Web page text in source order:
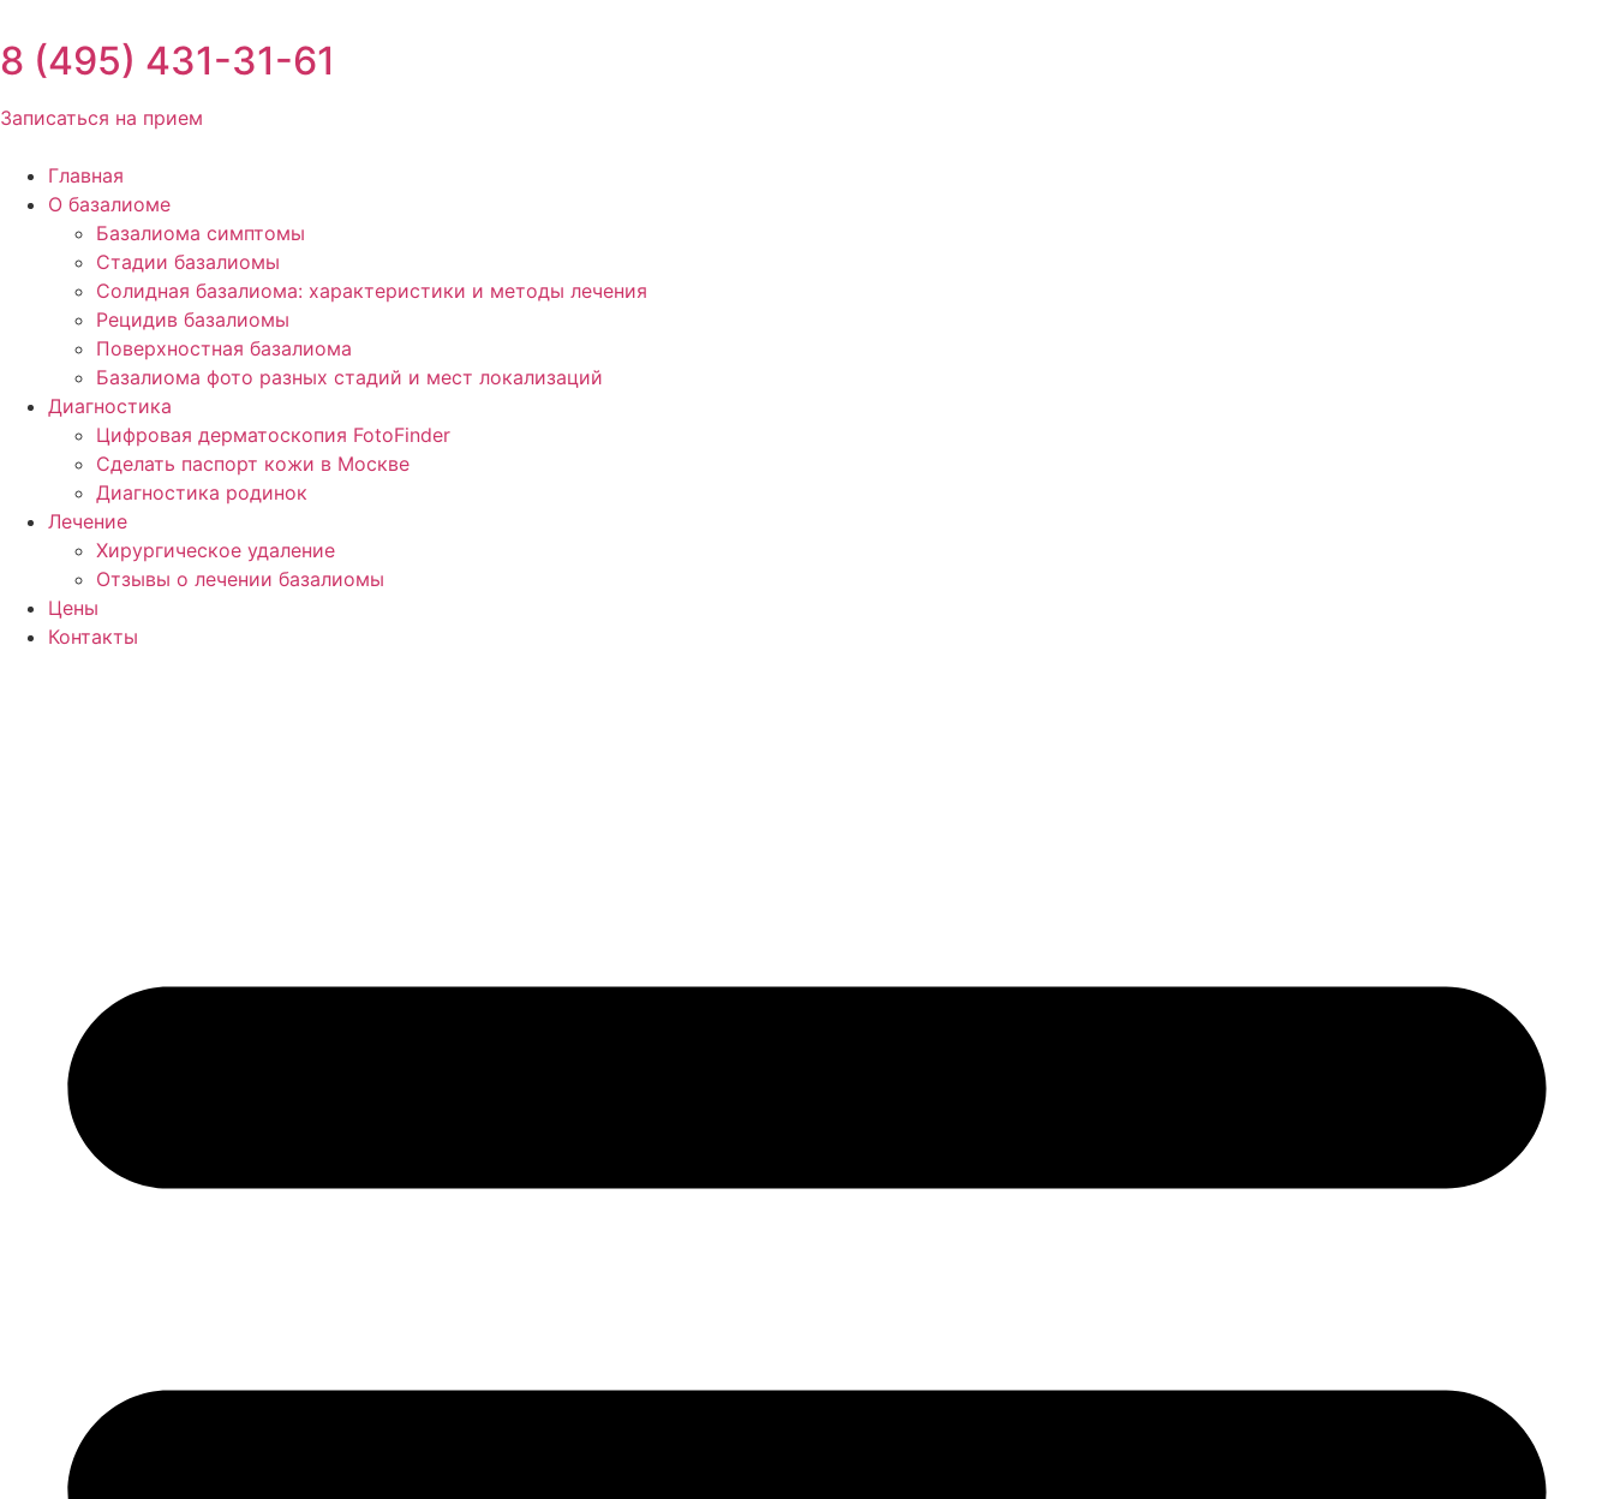
к
содержимому
8 (495) 431-31-61
Записаться на прием
Главная
О базалиоме
Базалиома симптомы
Стадии базалиомы
Солидная базалиома: характеристики и методы лечения
Рецидив базалиомы
Поверхностная базалиома
Базалиома фото разных стадий и мест локализаций
Диагностика
Цифровая дерматоскопия FotoFinder
Сделать паспорт кожи в Москве
Диагностика родинок
Лечение
Хирургическое удаление
Отзывы о лечении базалиомы
Цены
Контакты